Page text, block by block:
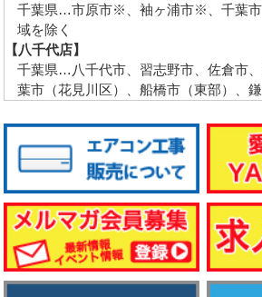
千葉県…市原市※、袖ヶ浦市※、千葉
域を除く
【八千代店】
千葉県…八千代市、習志野市、佐倉市
葉市（花見川区）、船橋市（東部）、鎌